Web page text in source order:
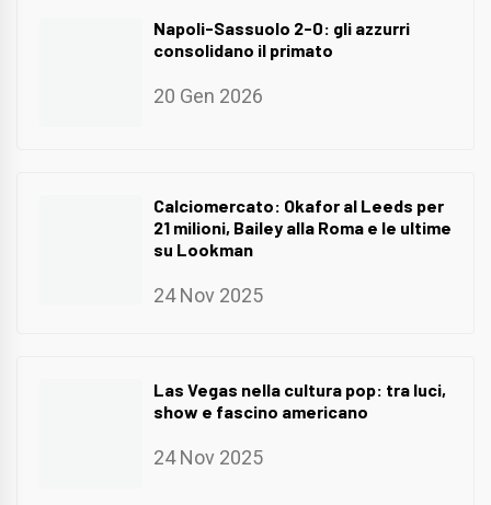
Napoli-Sassuolo 2-0: gli azzurri
consolidano il primato
20 Gen 2026
Calciomercato: Okafor al Leeds per
21 milioni, Bailey alla Roma e le ultime
su Lookman
24 Nov 2025
Las Vegas nella cultura pop: tra luci,
show e fascino americano
24 Nov 2025